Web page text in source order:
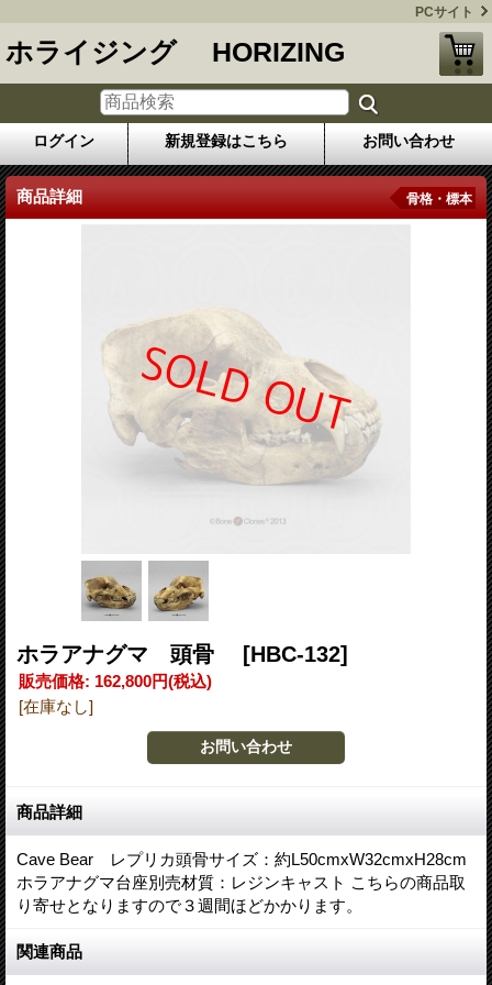
PCサイト
ホライジング HORIZING
ログイン 新規登録はこちら お問い合わせ
商品詳細 骨格・標本
ホラアナグマ 頭骨 [HBC-132]
販売価格: 162,800円(税込)
[在庫なし]
商品詳細
Cave Bear レプリカ頭骨サイズ：約L50cmxW32cmxH28cm
ホラアナグマ台座別売材質：レジンキャスト こちらの商品取
り寄せとなりますので３週間ほどかかります。
関連商品